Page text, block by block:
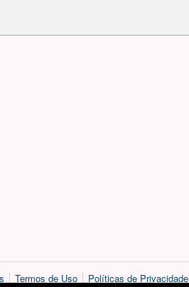
Termos de Uso Políticas de Privacidade